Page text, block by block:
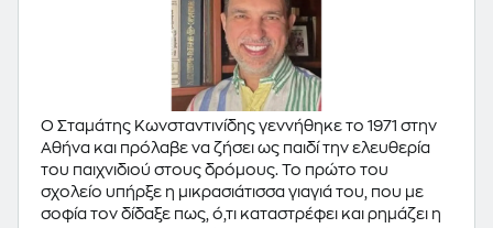
Ο Σταμάτης Κωνσταντινίδης γεννήθηκε το 1971 στην
Αθήνα και πρόλαβε να ζήσει ως παιδί την ελευθερία
του παιχνιδιού στους δρόμους. Το πρώτο του
σχολείο υπήρξε η μικρασιάτισσα γιαγιά του, που με
σοφία τον δίδαξε πως, ό,τι καταστρέφει και ρημάζει η